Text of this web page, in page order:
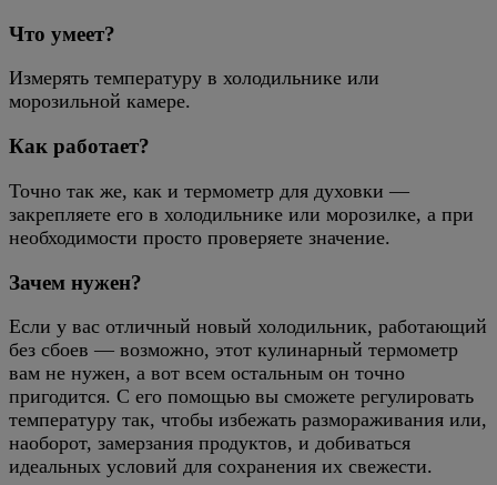
Что умеет?
Измерять температуру в холодильнике или
морозильной камере.
Как работает?
Точно так же, как и термометр для духовки —
закрепляете его в холодильнике или морозилке, а при
необходимости просто проверяете значение.
Зачем нужен?
Если у вас отличный новый холодильник, работающий
без сбоев — возможно, этот кулинарный термометр
вам не нужен, а вот всем остальным он точно
пригодится. С его помощью вы сможете регулировать
температуру так, чтобы избежать размораживания или,
наоборот, замерзания продуктов, и добиваться
идеальных условий для сохранения их свежести.